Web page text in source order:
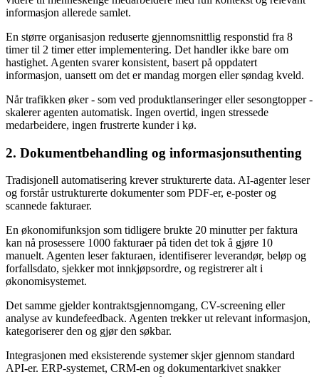
informasjon allerede samlet.
En større organisasjon reduserte gjennomsnittlig responstid fra 8
timer til 2 timer etter implementering. Det handler ikke bare om
hastighet. Agenten svarer konsistent, basert på oppdatert
informasjon, uansett om det er mandag morgen eller søndag kveld.
Når trafikken øker - som ved produktlanseringer eller sesongtopper -
skalerer agenten automatisk. Ingen overtid, ingen stressede
medarbeidere, ingen frustrerte kunder i kø.
2. Dokumentbehandling og informasjonsuthenting
Tradisjonell automatisering krever strukturerte data. AI-agenter leser
og forstår ustrukturerte dokumenter som PDF-er, e-poster og
scannede fakturaer.
En økonomifunksjon som tidligere brukte 20 minutter per faktura
kan nå prosessere 1000 fakturaer på tiden det tok å gjøre 10
manuelt. Agenten leser fakturaen, identifiserer leverandør, beløp og
forfallsdato, sjekker mot innkjøpsordre, og registrerer alt i
økonomisystemet.
Det samme gjelder kontraktsgjennomgang, CV-screening eller
analyse av kundefeedback. Agenten trekker ut relevant informasjon,
kategoriserer den og gjør den søkbar.
Integrasjonen med eksisterende systemer skjer gjennom standard
API-er. ERP-systemet, CRM-en og dokumentarkivet snakker